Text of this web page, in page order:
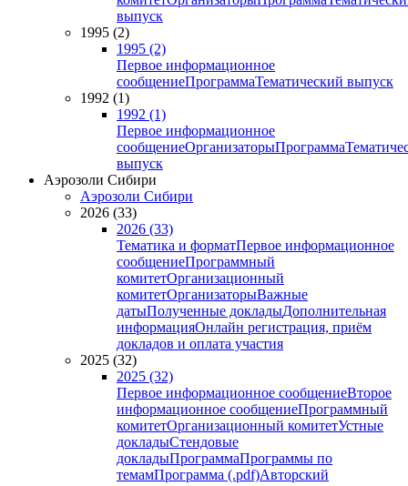
выпуск
1995 (2)
1995 (2)
Первое информационное
сообщениеПрограммаТематический выпуск
1992 (1)
1992 (1)
Первое информационное
сообщениеОрганизаторыПрограмма
выпуск
Аэрозоли Сибири
Аэрозоли Сибири
2026 (33)
2026 (33)
Тематика и форматПервое информационное
сообщениеПрограммный
комитетОрганизационный
комитетОрганизаторыВажные
датыПолученные докладыДополнительная
информацияОнлайн регистрация, приём
докладов и оплата участия
2025 (32)
2025 (32)
Первое информационное сообщениеВторое
информационное сообщениеПрограммный
комитетОрганизационный комитетУстные
докладыСтендовые
докладыПрограммаПрограммы по
темамПрограмма (.pdf)Авторский